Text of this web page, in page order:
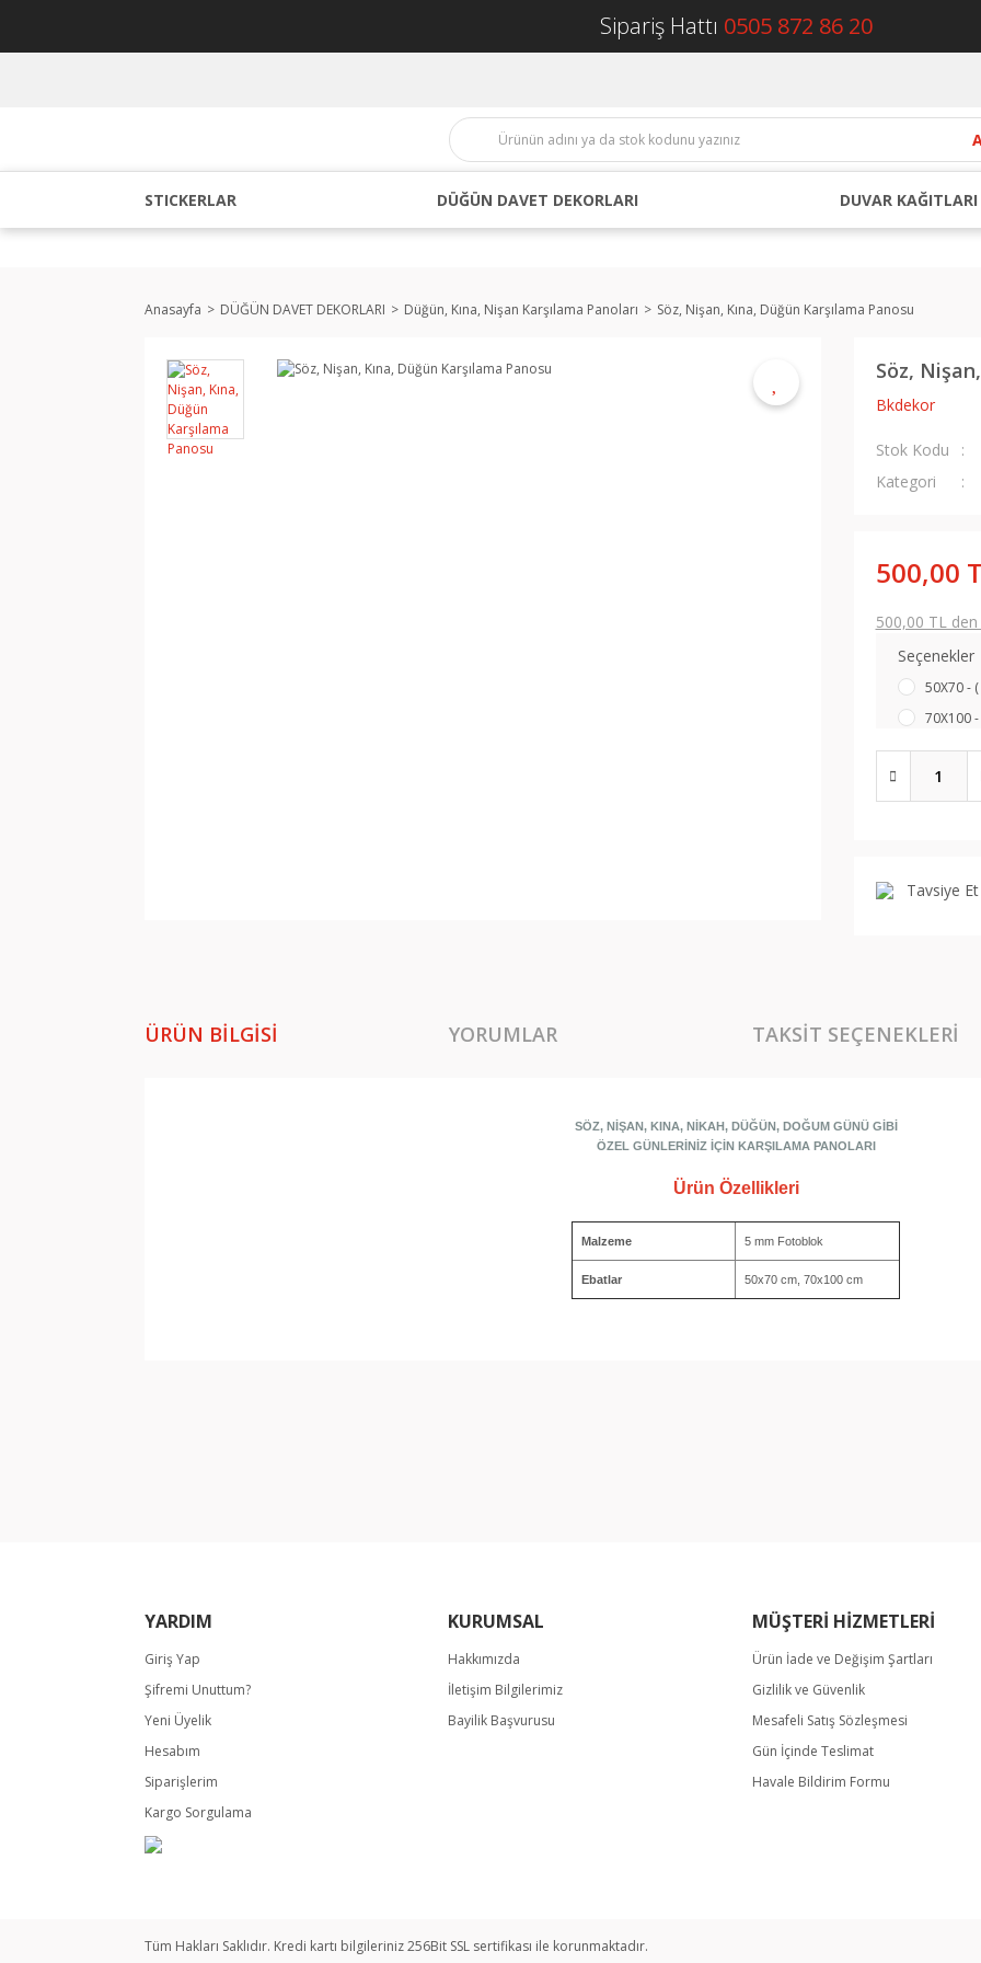
Sipariş Hattı 0505 872 86 20
STICKERLAR DÜĞÜN DAVET DEKORLARI DUVAR KAĞITLARI
Anasayfa DÜĞÜN DAVET DEKORLARI Düğün, Kına, Nişan Karşılama Panoları Söz, Nişan, Kına, Düğün Karşılama Panosu
Söz,
Bkdekor
Stok Kodu
Kategori
500,00
500,00 TL
Seçenekler
50X70 -
70X100
Tavsiye Et
ÜRÜN BILGISI YORUMLAR TAKSIT SEÇENEKLERI
SÖZ, NİŞAN, KINA, NİKAH, DÜĞÜN, DOĞUM GÜNÜ GİBİ
ÖZEL GÜNLERİNİZ İÇİN KARŞILAMA PANOLARI
Ürün Özellikleri
Malzeme 5 mm Fotoblok
Ebatlar 50x70 cm, 70x100 cm
YARDIM
Giriş Yap
Şifremi Unuttum?
Yeni Üyelik
Hesabım
Siparişlerim
Kargo Sorgulama
KURUMSAL
Hakkımızda
İletişim Bilgilerimiz
Bayilik Başvurusu
MÜŞTERİ HİZMETLERİ
Ürün İade ve Değişim Şartları
Gizlilik ve Güvenlik
Mesafeli Satış Sözleşmesi
Gün İçinde Teslimat
Havale Bildirim Formu
Tüm Hakları Saklıdır. Kredi kartı bilgileriniz 256Bit SSL sertifikası ile korunmaktadır.